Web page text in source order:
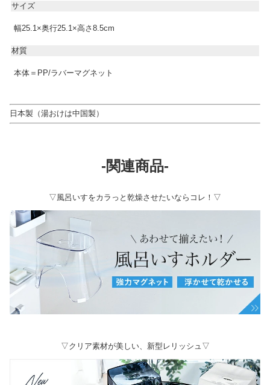
サイズ
幅25.1×奥行25.1×高さ8.5cm
材質
本体＝PP/ラバーマグネット
日本製（湯おけは中国製）
-関連商品-
▽風呂いすをカラっと乾燥させたいならコレ！▽
▽クリア素材が美しい、新型レリッシュ▽